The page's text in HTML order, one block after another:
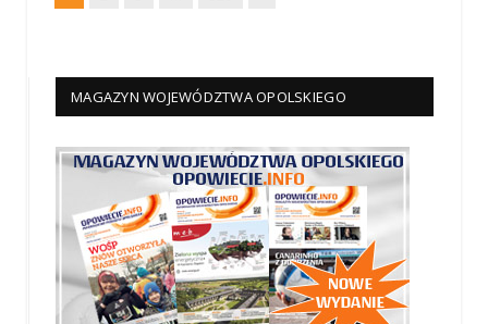
MAGAZYN WOJEWÓDZTWA OPOLSKIEGO